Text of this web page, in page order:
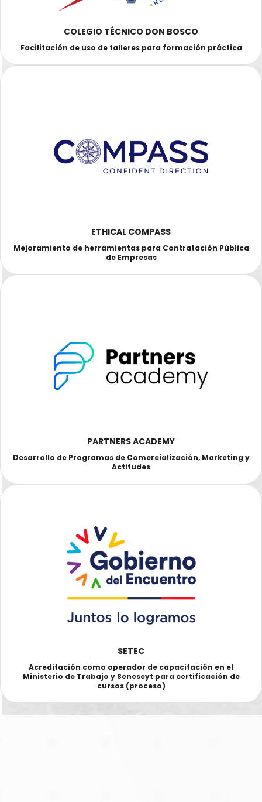
COLEGIO TÉCNICO DON BOSCO
Facilitación de uso de talleres para formación práctica
ETHICAL COMPASS
Mejoramiento de herramientas para Contratación Pública
de Empresas
PARTNERS ACADEMY
Desarrollo de Programas de Comercialización, Marketing y
Actitudes
SETEC
Acreditación como operador de capacitación en el
Ministerio de Trabajo y Senescyt para certificación de
cursos (proceso)